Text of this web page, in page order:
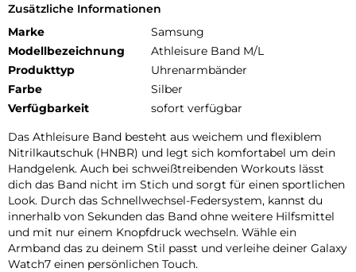
Zusätzliche Informationen
Marke
Samsung
Modellbezeichnung
Athleisure Band M/L
Produkttyp
Uhrenarmbänder
Farbe
Silber
Verfügbarkeit
sofort verfügbar
Das Athleisure Band besteht aus weichem und flexiblem
Nitrilkautschuk (HNBR) und legt sich komfortabel um dein
Handgelenk. Auch bei schweißtreibenden Workouts lässt
dich das Band nicht im Stich und sorgt für einen sportlichen
Look. Durch das Schnellwechsel-Federsystem, kannst du
innerhalb von Sekunden das Band ohne weitere Hilfsmittel
und mit nur einem Knopfdruck wechseln. Wähle ein
Armband das zu deinem Stil passt und verleihe deiner Galaxy
Watch7 einen persönlichen Touch.